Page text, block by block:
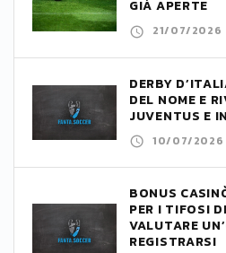
GIÀ APERTE
21/07/2026
DERBY
DEL NOME E
JUVENTUS E
10/07/2026
BONUS
PER I TIFOSI
VALUTARE
REGISTRARSI